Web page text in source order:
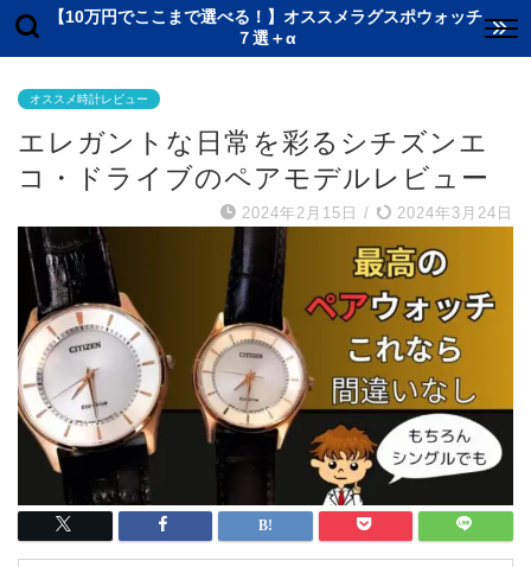
【10万円でここまで選べる！】オススメラグスポウォッチ
７選＋α
オススメ時計レビュー
エレガントな日常を彩るシチズンエ
コ・ドライブのペアモデルレビュー
2024年2月15日 / 2024年3月24日